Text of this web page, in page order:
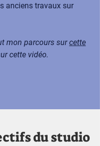
anciens travaux sur
mon parcours surcette
cette vidéo.
du studio